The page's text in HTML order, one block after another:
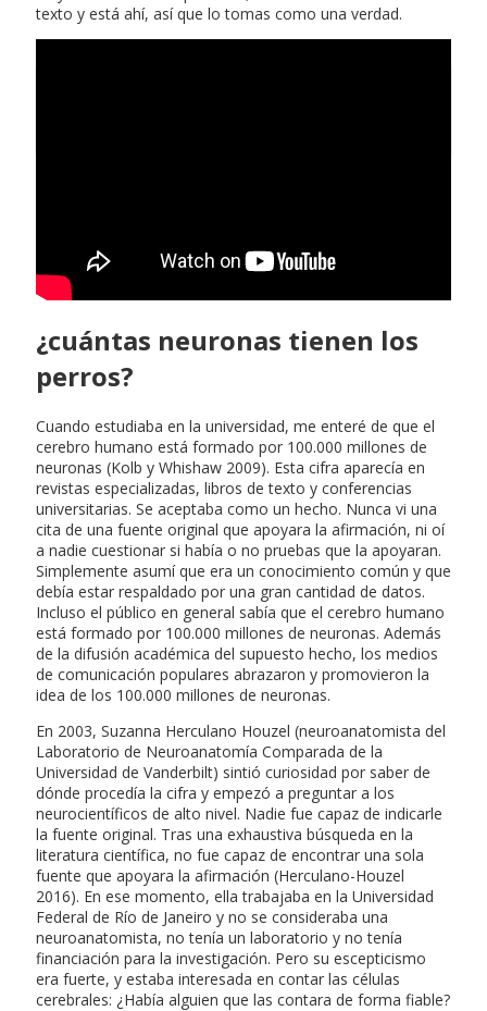
texto y está ahí, así que lo tomas como una verdad.
¿cuántas neuronas tienen los
perros?
Cuando estudiaba en la universidad, me enteré de que el
cerebro humano está formado por 100.000 millones de
neuronas (Kolb y Whishaw 2009). Esta cifra aparecía en
revistas especializadas, libros de texto y conferencias
universitarias. Se aceptaba como un hecho. Nunca vi una
cita de una fuente original que apoyara la afirmación, ni oí
a nadie cuestionar si había o no pruebas que la apoyaran.
Simplemente asumí que era un conocimiento común y que
debía estar respaldado por una gran cantidad de datos.
Incluso el público en general sabía que el cerebro humano
está formado por 100.000 millones de neuronas. Además
de la difusión académica del supuesto hecho, los medios
de comunicación populares abrazaron y promovieron la
idea de los 100.000 millones de neuronas.
En 2003, Suzanna Herculano Houzel (neuroanatomista del
Laboratorio de Neuroanatomía Comparada de la
Universidad de Vanderbilt) sintió curiosidad por saber de
dónde procedía la cifra y empezó a preguntar a los
neurocientíficos de alto nivel. Nadie fue capaz de indicarle
la fuente original. Tras una exhaustiva búsqueda en la
literatura científica, no fue capaz de encontrar una sola
fuente que apoyara la afirmación (Herculano-Houzel
2016). En ese momento, ella trabajaba en la Universidad
Federal de Río de Janeiro y no se consideraba una
neuroanatomista, no tenía un laboratorio y no tenía
financiación para la investigación. Pero su escepticismo
era fuerte, y estaba interesada en contar las células
cerebrales: ¿Había alguien que las contara de forma fiable?